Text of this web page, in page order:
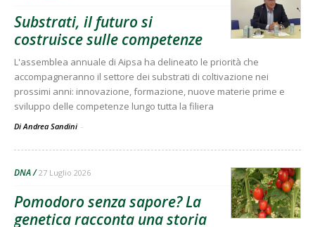
Substrati, il futuro si
costruisce sulle competenze
L'assemblea annuale di Aipsa ha delineato le priorità che
accompagneranno il settore dei substrati di coltivazione nei
prossimi anni: innovazione, formazione, nuove materie prime e
sviluppo delle competenze lungo tutta la filiera
Di Andrea Sandini -
DNA 27 Luglio 2026
Pomodoro senza sapore? La
genetica racconta una storia